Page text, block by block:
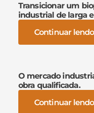
Transicionar um
industrial de larga
Continuar lendo
O mercado
obra qualificada.
Continuar lendo